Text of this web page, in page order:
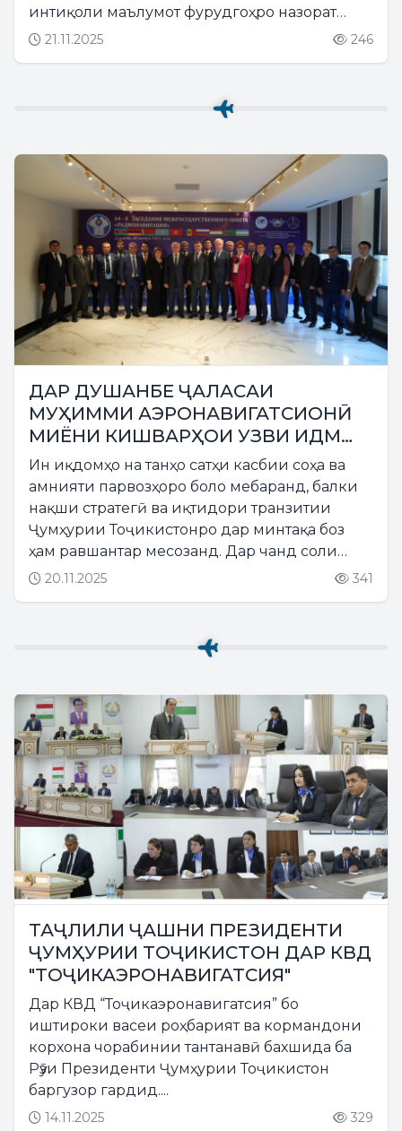
интиқоли маълумот фурудгоҳро назорат
мекунанд. Ин усул ба баланд гардидани
21.11.2025 246
ДАР ДУШАНБЕ ҶАЛАСАИ
МУҲИММИ АЭРОНАВИГАТСИОНӢ
МИЁНИ КИШВАРҲОИ УЗВИ ИДМ
ОҒОЗ ЁФТ
Ин иқдомҳо на танҳо сатҳи касбии соҳа ва
амнияти парвозҳоро боло мебаранд, балки
нақши стратегӣ ва иқтидори транзитии
Ҷумҳурии Тоҷикистонро дар минтақа боз
ҳам равшантар месозанд. Дар чанд соли
охир баргузор гардидани як қатор
20.11.2025 341
ТАҶЛИЛИ ҶАШНИ ПРЕЗИДЕНТИ
ҶУМҲУРИИ ТОҶИКИСТОН ДАР КВД
"ТОҶИКАЭРОНАВИГАТСИЯ"
Дар КВД “Тоҷикаэронавигатсия” бо
иштироки васеи роҳбарият ва кормандони
корхона чорабинии тантанавӣ бахшида ба
Рӯзи Президенти Ҷумҳурии Тоҷикистон
баргузор гардид....
14.11.2025 329